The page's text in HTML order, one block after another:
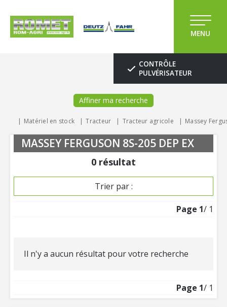
MENU
CONTRÔLE
PULVÉRISATEUR
Affiner ma recherche
Matériel en stock Tracteur Tracteur agricole Massey
MASSEY FERGUSON 8S-205 DEP EX
0 résultat
Trier par :
Page 1/ 1
Il n'y a aucun résultat pour votre recherche
Page 1/ 1